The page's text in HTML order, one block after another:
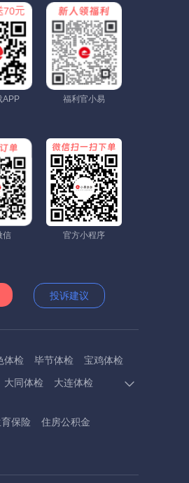
APP 福利官小易
信 官方小程序
投诉建议
体检 毕节体检
宝鸡体检
大同体检
大连体检
体检
葫芦岛体检
检 济南体检 济宁体检
保险
住房公积金